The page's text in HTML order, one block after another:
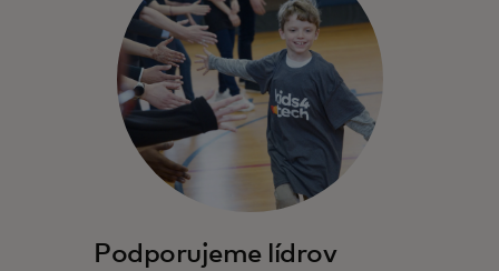
Podporujeme lídrov